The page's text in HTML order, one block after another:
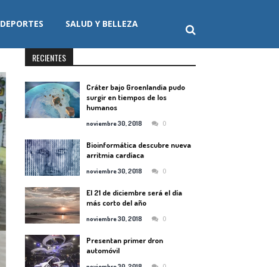
DEPORTES SALUD Y BELLEZA
RECIENTES
Cráter bajo Groenlandia pudo
surgir en tiempos de los
humanos
noviembre 30, 2018 0
Bioinformática descubre nueva
arritmia cardíaca
noviembre 30, 2018 0
El 21 de diciembre será el día
más corto del año
noviembre 30, 2018 0
Presentan primer dron
automóvil